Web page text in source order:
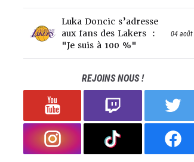
Luka Doncic s’adresse
aux fans des Lakers :
"Je suis à 100 %"
04 août
REJOINS NOUS !